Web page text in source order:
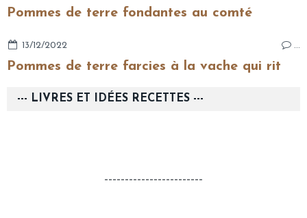
Pommes de terre fondantes au comté
13/12/2022 …
Pommes de terre farcies à la vache qui rit
--- LIVRES ET IDÉES RECETTES ---
------------------------